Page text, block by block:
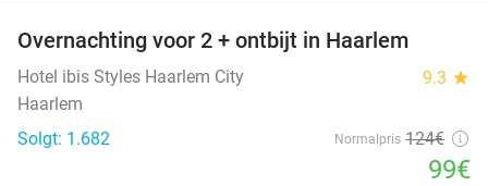
Overnachting voor 2 + ontbijt in Haarlem
Hotel ibis Styles Haarlem City 9.3 star
Haarlem
Solgt: 1.682
Normalpris 124€
99€